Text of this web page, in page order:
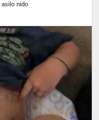
asilo nido